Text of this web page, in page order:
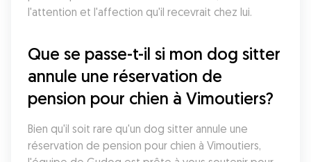
l'attention et l'affection qu'il recevrait chez lui.
Que se passe-t-il si mon dog sitter
annule une réservation de
pension pour chien à Vimoutiers?
Bien qu'il soit rare qu'un dog sitter annule une
réservation de pension pour chien à Vimoutiers,